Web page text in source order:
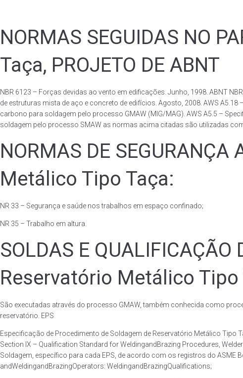
NORMAS SEGUIDAS NO
Taça, PROJETO DE ABNT
NBR 6123 – Forças devidas ao vento em edificações. Junho, 1998. ABNT
de estruturas mista de aço e concreto de edifícios. Agosto, 2008. AWS
carbono para soldagem pelo processo GMAW (MIG/MAG). AWS A5.5 –
soldagem pelo processo SMAW as normas acima citadas são utilizadas
NORMAS DE
Metálico Tipo Taça:
NR 33 – Segurança e saúde nos trabalhos em espaço confinado;
NR 35 – Trabalho em altura.
SOLDAS E QUALIFICAÇÃO
Reservatório Metálico Tipo
São executadas através do processo GMAW, também conhecida como
reservatório. EPS
Especificação de Procedimento de Soldagem de Reservatório Metálico
Section IX – Qualification Standard for WeldingandBrazing Procedures,
Soldagem, específico para cada EPS, de acordo com os registros do ASME
andWeldingandBrazingOperators: WeldingandBrazingQualifications;